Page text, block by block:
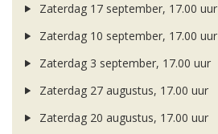
Zaterdag 17 september, 17.00 uur
Zaterdag 10 september, 17.00 uur
Zaterdag 3 september, 17.00 uur
Zaterdag 27 augustus, 17.00 uur
Zaterdag 20 augustus, 17.00 uur